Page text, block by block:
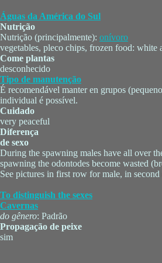
Águas da América do Sul
Nutrição
Nutrição (principalmente): onívoro
vegetables, pleco chips, frozen food: white
Come plantas
desconhecido
Tipo de manutenção
É recomendável manter en grupos
individual é possível.
Cuidado
very peaceful
Diferença
de sexo
During the spawning males have all over
spawning the odontodes become wasted
See pictures in first row for male, in
To distinguish the sexes
Cavernas
do gênero: Padrão
Propagação de peixe
sim